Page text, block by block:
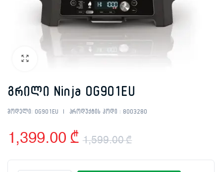
გრილი Ninja OG901EU
მოდელი: OG901EU პროდუქტის კოდი : 8003280
1,599.00₾
Original
1,399.00 ₾
Current